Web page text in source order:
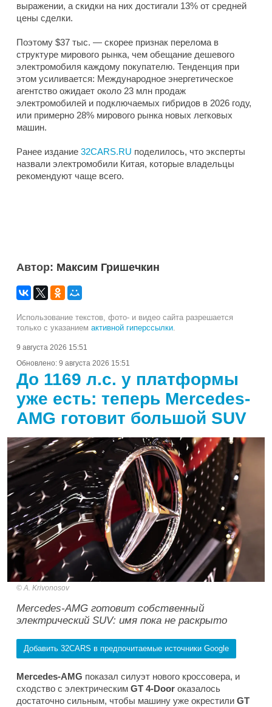
выражении, а скидки на них достигали 13% от средней
цены сделки.
Поэтому $37 тыс. — скорее признак перелома в
структуре мирового рынка, чем обещание дешевого
электромобиля каждому покупателю. Тенденция при
этом усиливается: Международное энергетическое
агентство ожидает около 23 млн продаж
электромобилей и подключаемых гибридов в 2026 году,
или примерно 28% мирового рынка новых легковых
машин.
Ранее издание 32CARS.RU поделилось, что эксперты
назвали электромобили Китая, которые владельцы
рекомендуют чаще всего.
Автор: Максим Гришечкин
Использование текстов, фото- и видео сайта разрешается
только с указанием активной гиперссылки.
9 августа 2026 15:51
Обновлено: 9 августа 2026 15:51
До 1169 л.с. у платформы
уже есть: теперь Mercedes-
AMG готовит большой SUV
A. Krivonosov
Mercedes-AMG готовит собственный
электрический SUV: имя пока не раскрыто
Добавить 32CARS в предпочитаемые источники Google
Mercedes-AMG показал силуэт нового кроссовера, и
сходство с электрическим GT 4-Door оказалось
достаточно сильным, чтобы машину уже окрестили GT